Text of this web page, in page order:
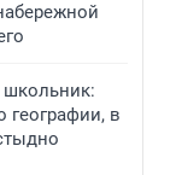
школьник:
географии, в